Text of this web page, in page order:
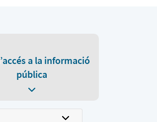
a la informació
pública